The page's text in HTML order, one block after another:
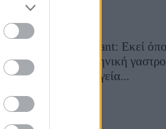
Cavos Restaurant: Εκεί
αυθεντική ελληνική
συναντά τη μαγεία...